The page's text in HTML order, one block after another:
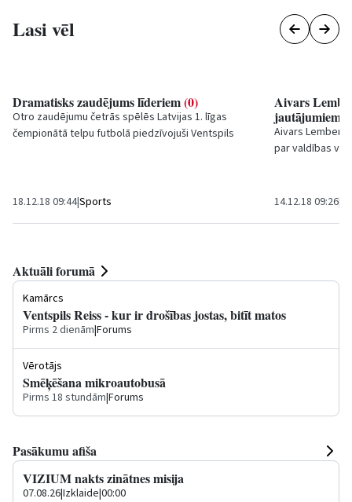
Lasi vēl
Dramatisks zaudējums līderiem(0)
Otro zaudējumu četrās spēlēs Latvijas 1. līgas
čempionātā telpu futbolā piedzīvojuši Ventspils
18.12.18 09:44|Sports
Aivars
jautājumiem
Aivars
par valdības
14.12.18 09:26|
Aktuāli forumā
Kamārcs
Ventspils Reiss - kur ir drošības jostas, bitīt matos
Pirms 2 dienām|Forums
Vērotājs
Smēķēšana mikroautobusā
Pirms 18 stundām|Forums
Pasākumu afiša
VIZIUM nakts zinātnes misija
07.08.26|Izklaide|00:00